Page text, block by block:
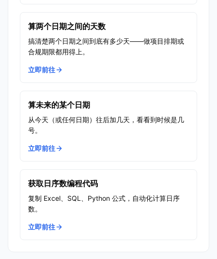
算两个日期之间的天数
搞清楚两个日期之间到底有多少天——做项目排期或
合规期限都用得上。
立即前往
算未来的某个日期
从今天（或任何日期）往后加几天，看看到时候是几
号。
立即前往
获取日序数编程代码
复制 Excel、SQL、Python 公式，自动化计算日序
数。
立即前往